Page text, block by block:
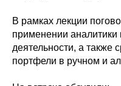
В рамках лекции
применении аналитики
деятельности, а также
портфели в ручном и